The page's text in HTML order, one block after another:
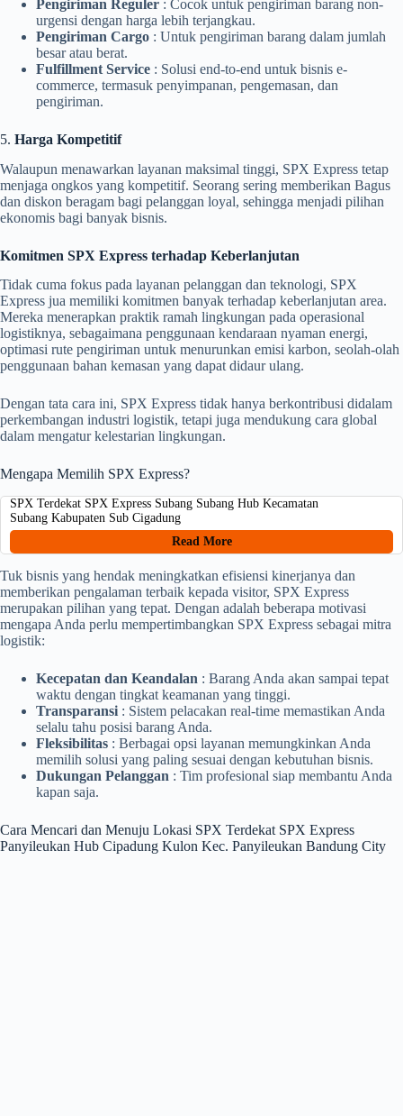
Pengiriman Reguler : Cocok untuk pengiriman barang non-
urgensi dengan harga lebih terjangkau.
Pengiriman Cargo : Untuk pengiriman barang dalam jumlah
besar atau berat.
Fulfillment Service : Solusi end-to-end untuk bisnis e-
commerce, termasuk penyimpanan, pengemasan, dan
pengiriman.
5. Harga Kompetitif
Walaupun menawarkan layanan maksimal tinggi, SPX Express tetap
menjaga ongkos yang kompetitif. Seorang sering memberikan Bagus
dan diskon beragam bagi pelanggan loyal, sehingga menjadi pilihan
ekonomis bagi banyak bisnis.
Komitmen SPX Express terhadap Keberlanjutan
Tidak cuma fokus pada layanan pelanggan dan teknologi, SPX
Express jua memiliki komitmen banyak terhadap keberlanjutan area.
Mereka menerapkan praktik ramah lingkungan pada operasional
logistiknya, sebagaimana penggunaan kendaraan nyaman energi,
optimasi rute pengiriman untuk menurunkan emisi karbon, seolah-olah
penggunaan bahan kemasan yang dapat didaur ulang.
Dengan tata cara ini, SPX Express tidak hanya berkontribusi didalam
perkembangan industri logistik, tetapi juga mendukung cara global
dalam mengatur kelestarian lingkungan.
Mengapa Memilih SPX Express?
SPX Terdekat SPX Express Subang Subang Hub Kecamatan
Subang Kabupaten Sub Cigadung
Read More
Tuk bisnis yang hendak meningkatkan efisiensi kinerjanya dan
memberikan pengalaman terbaik kepada visitor, SPX Express
merupakan pilihan yang tepat. Dengan adalah beberapa motivasi
mengapa Anda perlu mempertimbangkan SPX Express sebagai mitra
logistik:
Kecepatan dan Keandalan : Barang Anda akan sampai tepat
waktu dengan tingkat keamanan yang tinggi.
Transparansi : Sistem pelacakan real-time memastikan Anda
selalu tahu posisi barang Anda.
Fleksibilitas : Berbagai opsi layanan memungkinkan Anda
memilih solusi yang paling sesuai dengan kebutuhan bisnis.
Dukungan Pelanggan : Tim profesional siap membantu Anda
kapan saja.
Cara Mencari dan Menuju Lokasi SPX Terdekat SPX Express
Panyileukan Hub Cipadung Kulon Kec. Panyileukan Bandung City